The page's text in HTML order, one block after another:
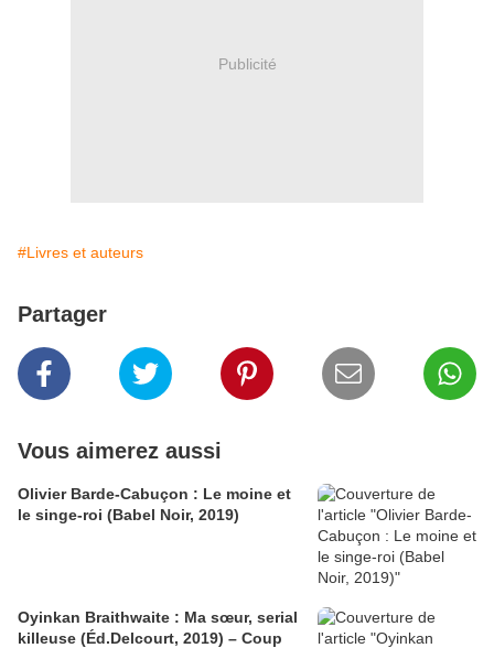
Publicité
#Livres et auteurs
Partager
Vous aimerez aussi
Olivier Barde-Cabuçon : Le moine et
le singe-roi (Babel Noir, 2019)
Oyinkan Braithwaite : Ma sœur, serial
killeuse (Éd.Delcourt, 2019) – Coup